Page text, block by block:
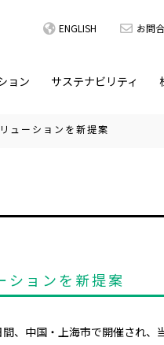
ENGLISH お問
ョン サステナビリティ
ーションを新提案
ョンを新提案
、中国・上海市で開催され、